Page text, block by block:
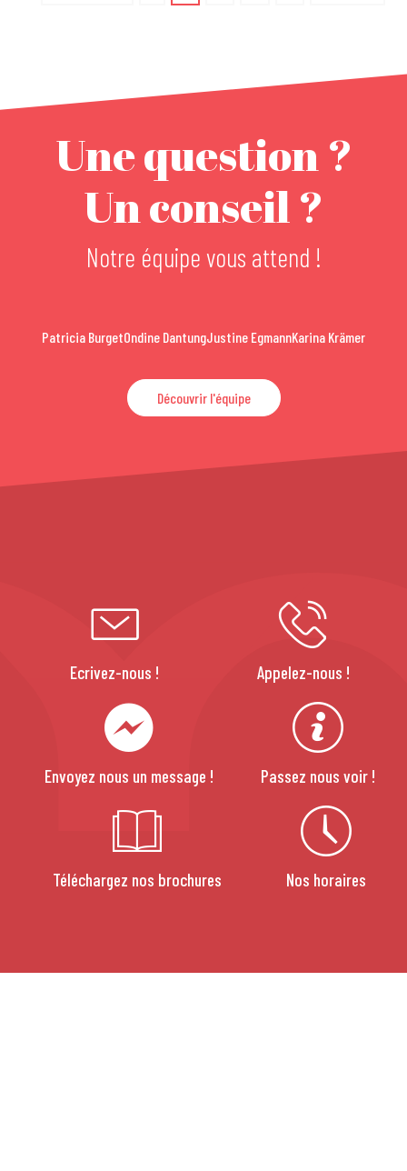
Une question ?
Un conseil ?
Notre équipe vous attend !
Patricia BurgetOndine DantungJustine EgmannKarina Krämer
Découvrir l'équipe
Ecrivez-nous ! Appelez-nous !
Envoyez nous un message ! Passez nous voir !
Téléchargez nos brochures Nos horaires